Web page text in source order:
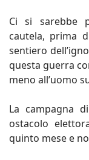
Ci si sarebbe
cautela, prima
sentiero
questa guerra
meno all’uomo
La campagna
ostacolo
quinto mese e